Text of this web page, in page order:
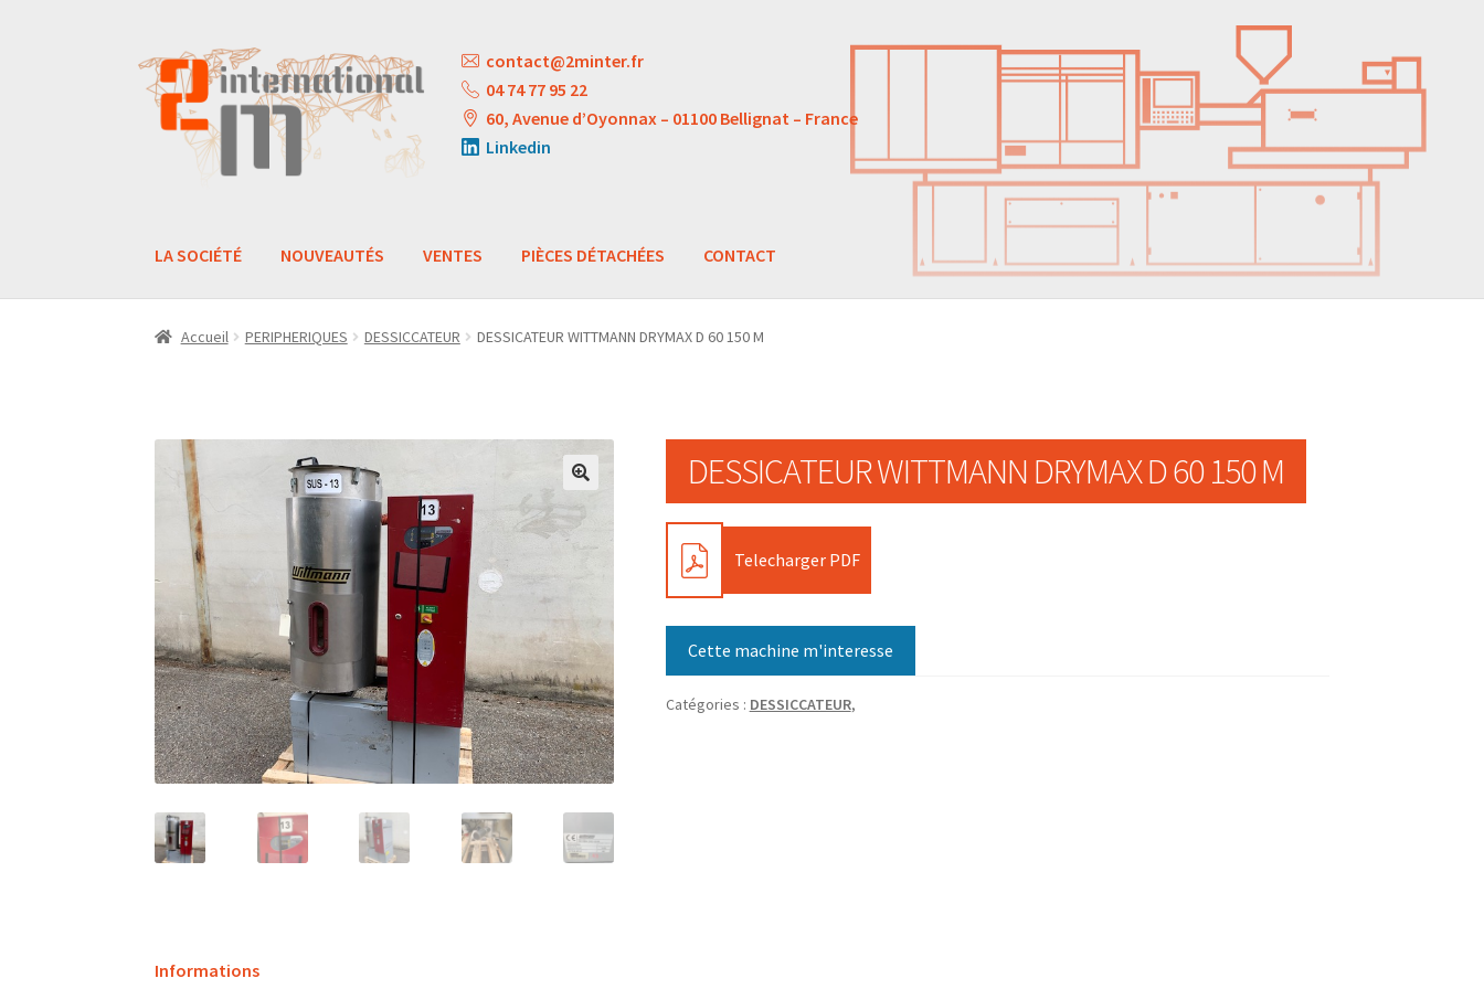
Aller
à
la
navigation
Aller
au
contenu
contact@2minter.fr
04 74 77 95 22
60, Avenue d’Oyonnax – 01100 Bellignat – France
Linkedin
LA SOCIÉTÉ NOUVEAUTÉS VENTES PIÈCES DÉTACHÉES CONTACT
Accueil PERIPHERIQUES DESSICCATEUR DESSICATEUR WITTMANN DRYMAX D 60 150 M
DESSICATEUR WITTMANN DRYMAX D 60 150 M
PDF Telecharger PDF
Cette machine m'interesse
Catégories : DESSICCATEUR,
Informations